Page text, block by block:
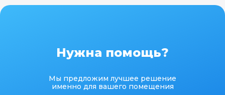
Нужна помощь?
Мы предложим лучшее решение
именно для вашего помещения